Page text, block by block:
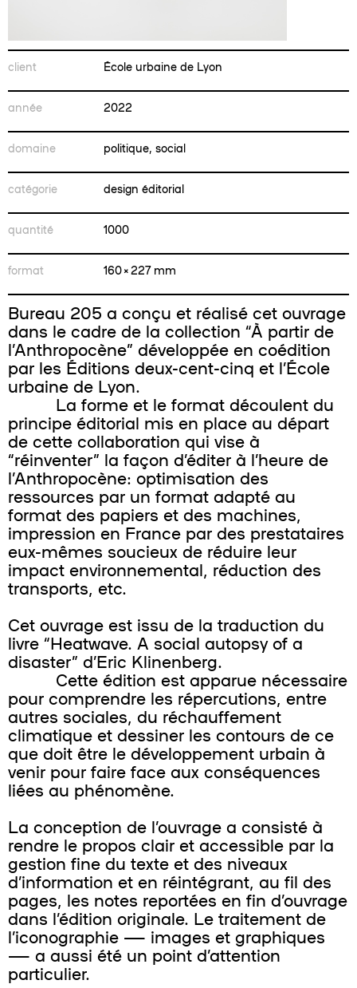
client École urbaine de Lyon
année 2022
domaine politique, social
catégorie design éditorial
quantité 1000
format 160 × 227 mm
Bureau 205 a conçu et réalisé cet ouvrage
dans le cadre de la collection “À partir de
l’Anthropocène” développée en coédition
par les Éditions deux-cent-cinq et l’École
urbaine de Lyon.
La forme et le format découlent du
principe éditorial mis en place au départ
de cette collaboration qui vise à
“réinventer” la façon d’éditer à l’heure de
l’Anthropocène: optimisation des
ressources par un format adapté au
format des papiers et des machines,
impression en France par des prestataires
eux-mêmes soucieux de réduire leur
impact environnemental, réduction des
transports, etc.
Cet ouvrage est issu de la traduction du
livre “Heatwave. A social autopsy of a
disaster” d’Eric Klinenberg.
Cette édition est apparue nécessaire
pour comprendre les répercutions, entre
autres sociales, du réchauffement
climatique et dessiner les contours de ce
que doit être le développement urbain à
venir pour faire face aux conséquences
liées au phénomène.
La conception de l’ouvrage a consisté à
rendre le propos clair et accessible par la
gestion fine du texte et des niveaux
d’information et en réintégrant, au fil des
pages, les notes reportées en fin d’ouvrage
dans l’édition originale. Le traitement de
l’iconographie — images et graphiques
— a aussi été un point d’attention
particulier.